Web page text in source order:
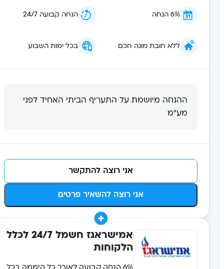
6% הנחה הנחה קבועה 24/7
ללא חובת מונה חכם בכל ימות השבוע
ההנחה מיושמת על התעריף הביתי האחיד לפני
מע״מ
אני רוצה להשאיר פרטים
אני רוצה להתקשר
אמישראגז חשמל 24/7 לכלל
הלקוחות